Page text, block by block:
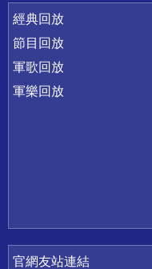
經典回放
節目回放
軍歌回放
軍樂回放
官網友站連結